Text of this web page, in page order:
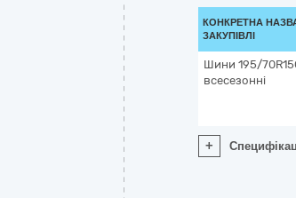
КОНКРЕТНА
ЗАКУПІВЛІ
Шини 195/
всесезонні
+